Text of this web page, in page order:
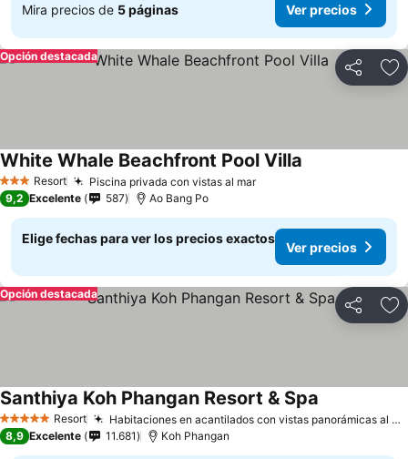
Mira precios de 5 páginas Ver precios
Compartir
Opción destacada
3 EstrellasResort Piscina privada con vistas al marVer precios
White Whale Beachfront Pool Villa
9,2 Excelente 587 Ao Bang Po
Elige fechas para ver los precios exactos
Ver precios
Compartir
Opción destacada
5 Estrellas Resort Habitaciones en acantilados con vistas panorámicas al mar
Santhiya Koh Phangan Resort & Spa
8,9 Excelente 11.681 Koh Phangan